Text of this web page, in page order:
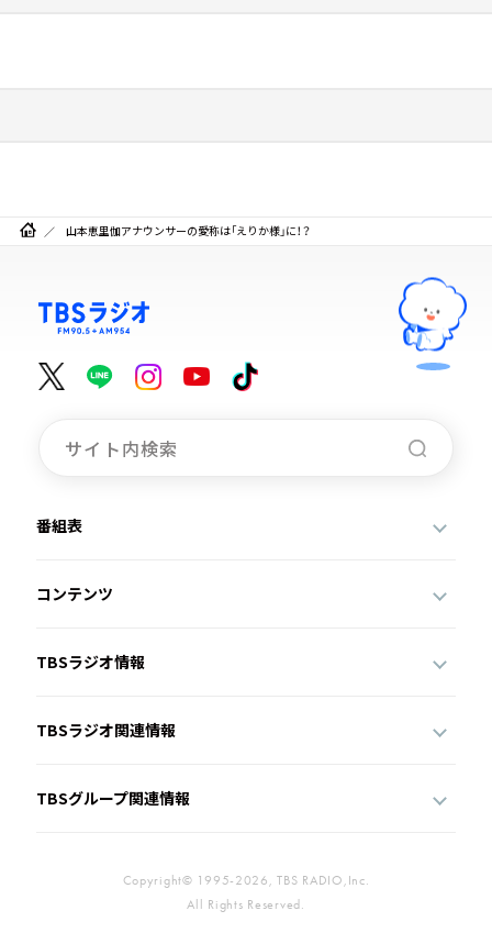
山本恵里伽アナウンサーの愛称は「えりか様」に！？
番組表
コンテンツ
TBSラジオ情報
TBSラジオ関連情報
TBSグループ関連情報
Copyright© 1995-2026, TBS RADIO,Inc.
All Rights Reserved.